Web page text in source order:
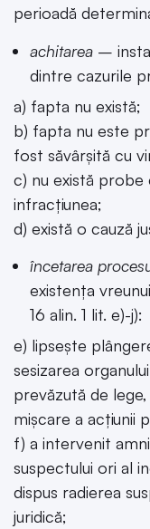
perioadă
achitarea –
dintre cazurile
a) fapta nu există;
b) fapta nu este
fost săvârşită cu
c) nu există probe
infracţiunea;
d) există o cauză
încetarea
existența
16 alin. 1 lit. e)-j):
e) lipseşte
sesizarea
prevăzută de
mişcare a acţiunii
f) a intervenit
suspectului ori al
dispus radierea
juridică;